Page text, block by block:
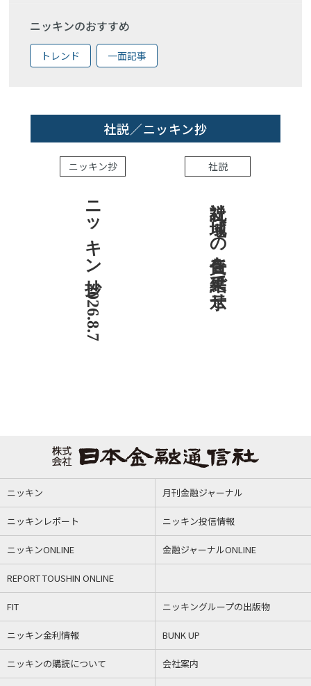
ニッキンのおすすめ
トレンド 一面記事
社説／ニッキン抄
ニッキン抄
ニッキン抄 2026.8.7
社説
社説 地域への責任を結果で示せ
ニッキン 月刊金融ジャーナル
ニッキンレポート ニッキン投信情報
ニッキンONLINE 金融ジャーナルONLINE
REPORT TOUSHIN ONLINE
FIT ニッキングループの出版物
ニッキン金利情報 BUNK UP
ニッキンの購読について 会社案内